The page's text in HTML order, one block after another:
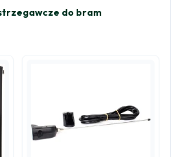
do bram